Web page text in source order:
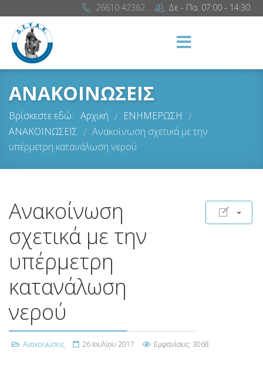
26610 42362 Δε - Πα. 07:00 - 14:30
ΑΝΑΚΟΙΝΩΣΕΙΣ
Βρίσκεστε εδώ: Αρχική / ΕΝΗΜΕΡΩΣΗ /
ΑΝΑΚΟΙΝΩΣΕΙΣ / Ανακοίνωση σχετικά με την
υπέρμετρη κατανάλωση νερού
Ανακοίνωση
σχετικά με την
υπέρμετρη
κατανάλωση
νερού
Ανακοινώσεις 26 Ιουλίου 2017 Εμφανίσεις: 3068